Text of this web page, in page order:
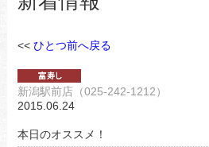
<< ひとつ前へ戻る
新潟駅前店（025-242-1212）
2015.06.24
本日のオススメ！